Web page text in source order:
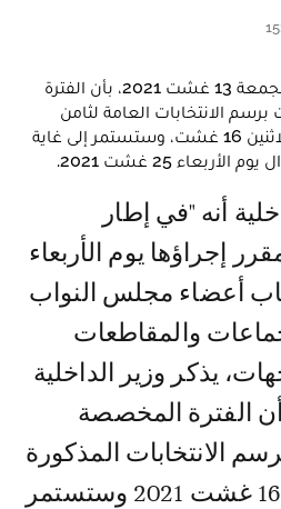
أعلنت وزارة الداخلية، اليوم الجمعة 13 غشت 2021، بأن الفترة
الانتخابات العامة لثامن
شتنبر المقبل ستبتدئ من الاثنين 16 غشت، وستستمر إلى غاية
25 غشت 2021.
إجراؤها يوم الأربعاء
لانتخاب أعضاء مجلس النواب
والمقاطعات
يذكر وزير الداخلية
أن الفترة المخصصة
الانتخابات المذكورة
ستبتدئ يوم الاثنين 16 غشت 2021 وستستمر